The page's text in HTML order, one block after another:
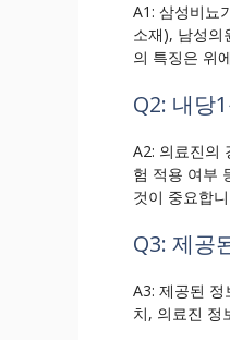
A1: 삼성비뇨
소재), 남성의
의 특징은 위
Q2: 내당
A2: 의료진의
험 적용 여부
것이 중요합
Q3: 제공
A3: 제공된
치, 의료진 정